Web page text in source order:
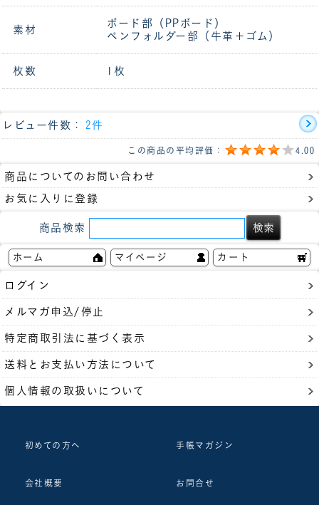
素材
ボード部（PPボード）
ペンフォルダー部（牛革＋ゴム）
枚数 1枚
レビュー件数： 2件
この商品の平均評価： 4.00
商品についてのお問い合わせ
お気に入りに登録
商品検索
ホーム マイページ カート
ログイン
メルマガ申込/停止
特定商取引法に基づく表示
送料とお支払い方法について
個人情報の取扱いについて
初めての方へ 手帳マガジン
会社概要 お問合せ